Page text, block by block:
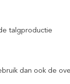
talgproductie
dan ook de